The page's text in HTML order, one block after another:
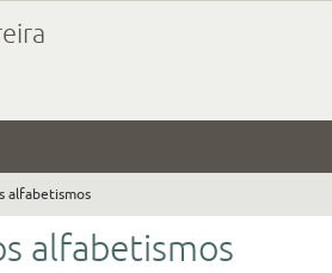
alfabetismos
alfabetismos